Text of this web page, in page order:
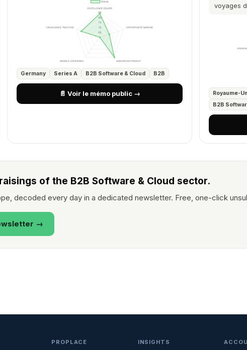
Germany Series A B2B Software & Cloud B2B
📄 Voir le mémo public →
voyages
Royaume-
B2B
of the B2B Software & Cloud sector.
decoded every day in a dedicated newsletter. Free, one-click
→
PROPLACE INSIGHTS